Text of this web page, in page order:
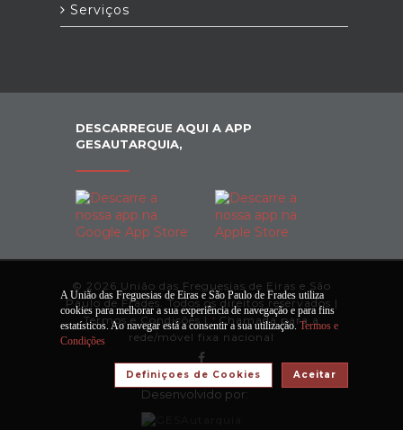
Serviços
DESCARREGUE AQUI A APP
GESAUTARQUIA,
© 2026 União das Freguesias de Eiras e São
Paulo de Frades. Todos os direitos reservados |
Termos e Condições | * Chamada para a
rede/móvel fixa nacional
Desenvolvido por:
A União das Freguesias de Eiras e São Paulo de Frades utiliza
cookies para melhorar a sua experiência de navegação e para fins
estatísticos. Ao navegar está a consentir a sua utilização.Termos e
Condições
Aceitar
Definiçoes de Cookies